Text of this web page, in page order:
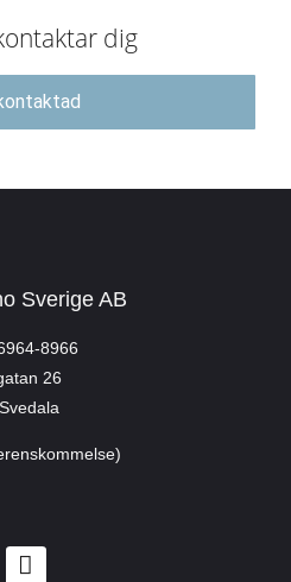
dig
Sverige AB
8966
26